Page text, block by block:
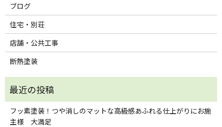
ブログ
住宅・別荘
店舗・公共工事
断熱塗装
フッ素塗装！つや消しのマットな高級感あふれる仕上がりにお施
主様 大満足